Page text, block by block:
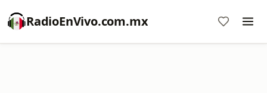
RadioEnVivo.com.mx